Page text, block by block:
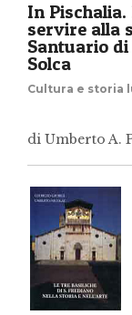
In
servire alla
Santuario di
Solca
Cultura e storia
di Umberto A.